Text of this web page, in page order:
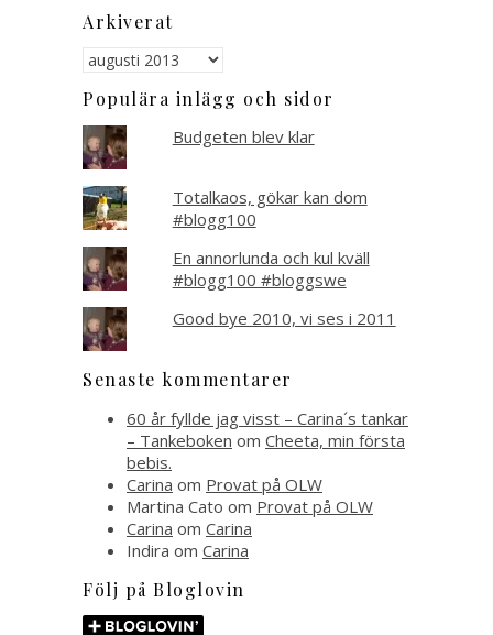
Arkiverat
Arkiverat
Populära inlägg och sidor
Budgeten blev klar
Totalkaos, gökar kan dom
#blogg100
En annorlunda och kul kväll
#blogg100 #bloggswe
Good bye 2010, vi ses i 2011
Senaste kommentarer
60 år fyllde jag visst – Carina´s tankar
– Tankeboken om Cheeta, min första
bebis.
Carina om Provat på OLW
Martina Cato om Provat på OLW
Carina om Carina
Indira om Carina
Följ på Bloglovin